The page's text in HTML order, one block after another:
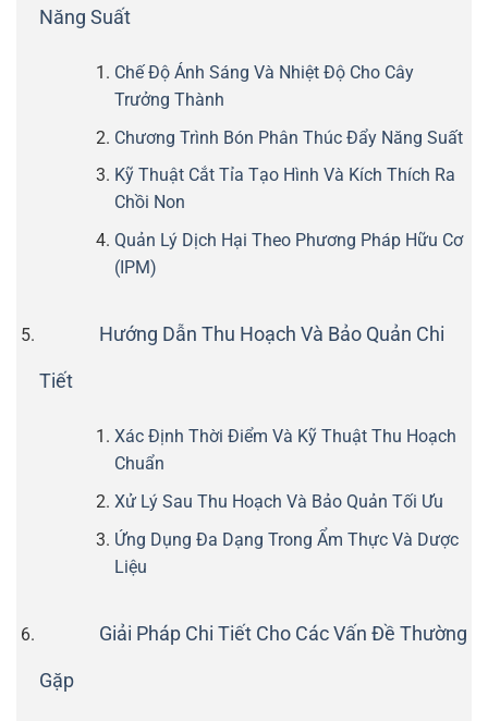
Năng Suất
Chế Độ Ánh Sáng Và Nhiệt Độ Cho Cây
Trưởng Thành
Chương Trình Bón Phân Thúc Đẩy Năng Suất
Kỹ Thuật Cắt Tỉa Tạo Hình Và Kích Thích Ra
Chồi Non
Quản Lý Dịch Hại Theo Phương Pháp Hữu Cơ
(IPM)
Hướng Dẫn Thu Hoạch Và Bảo Quản Chi
Tiết
Xác Định Thời Điểm Và Kỹ Thuật Thu Hoạch
Chuẩn
Xử Lý Sau Thu Hoạch Và Bảo Quản Tối Ưu
Ứng Dụng Đa Dạng Trong Ẩm Thực Và Dược
Liệu
Giải Pháp Chi Tiết Cho Các Vấn Đề Thường
Gặp